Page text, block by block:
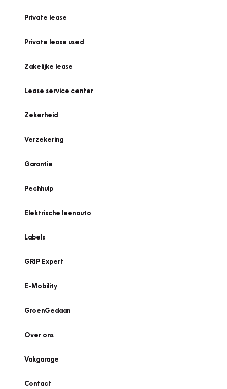
Private lease
Private lease used
Zakelijke lease
Lease service center
Zekerheid
Verzekering
Garantie
Pechhulp
Elektrische leenauto
Labels
GRIP Expert
E-Mobility
GroenGedaan
Over ons
Vakgarage
Contact